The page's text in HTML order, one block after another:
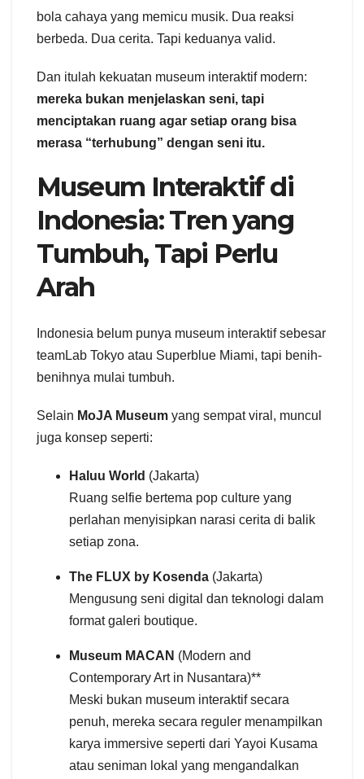
bola cahaya yang memicu musik. Dua reaksi
berbeda. Dua cerita. Tapi keduanya valid.
Dan itulah kekuatan museum interaktif modern:
mereka bukan menjelaskan seni, tapi
menciptakan ruang agar setiap orang bisa
merasa “terhubung” dengan seni itu.
Museum Interaktif di
Indonesia: Tren yang
Tumbuh, Tapi Perlu
Arah
Indonesia belum punya museum interaktif sebesar
teamLab Tokyo atau Superblue Miami, tapi benih-
benihnya mulai tumbuh.
Selain MoJA Museum yang sempat viral, muncul
juga konsep seperti:
Haluu World (Jakarta)
Ruang selfie bertema pop culture yang
perlahan menyisipkan narasi cerita di balik
setiap zona.
The FLUX by Kosenda (Jakarta)
Mengusung seni digital dan teknologi dalam
format galeri boutique.
Museum MACAN (Modern and
Contemporary Art in Nusantara)**
Meski bukan museum interaktif secara
penuh, mereka secara reguler menampilkan
karya immersive seperti dari Yayoi Kusama
atau seniman lokal yang mengandalkan